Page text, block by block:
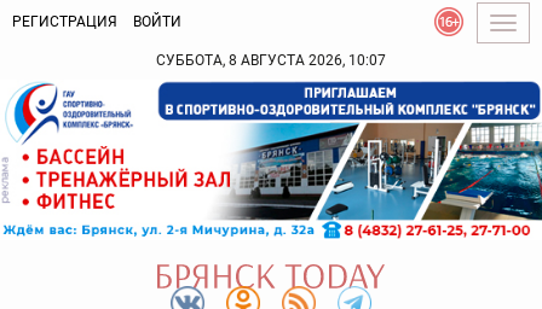
РЕГИСТРАЦИЯ ВОЙТИ
СУББОТА, 8 АВГУСТА 2026, 10:07